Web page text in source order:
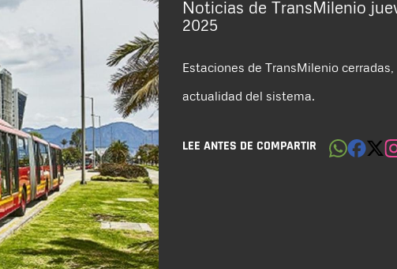
Noticias de TransMilenio
2025
Estaciones de TransMilenio
actualidad del sistema.
LEE ANTES DE COMPARTIR